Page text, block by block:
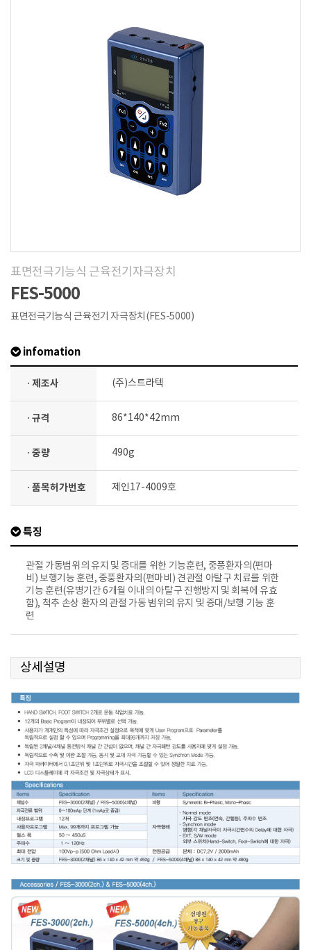
표면전극기능식 근육전기자극장치
FES-5000
표면전극기능식 근육전기 자극장치(FES-5000)
infomation
· 제조사 (주)스트라텍
· 규격 86*140*42mm
· 중량 490g
· 품목허가번호 제인17-4009호
특징
관절 가동범위의 유지 및 증대를 위한 기능훈련, 중풍환자의(편마
비) 보행기능 훈련, 중풍환자의(편마비) 견관절 아탈구 치료를 위한
기능 훈련(유병기간 6개월 이내의 아탈구 진행방지 및 회복에 유효
함), 척추 손상 환자의 관절 가동 범위의 유지 및 증대/보행 기능 훈
련
상세설명